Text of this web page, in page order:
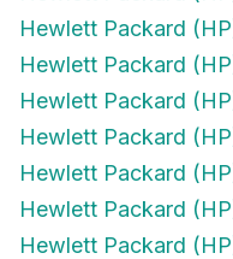
Hewlett Packard
Hewlett Packard
Hewlett Packard
Hewlett Packard
Hewlett Packard
Hewlett Packard
Hewlett Packard